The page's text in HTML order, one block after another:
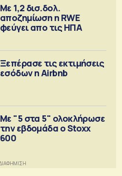
Με 1,2 δισ.δολ.
αποζημίωση η RWE
φεύγει απο τις ΗΠΑ
Ξεπέρασε τις εκτιμήσεις
εσόδων η Airbnb
Με "5 στα 5" ολοκλήρωσε
την εβδομάδα ο Stoxx
600